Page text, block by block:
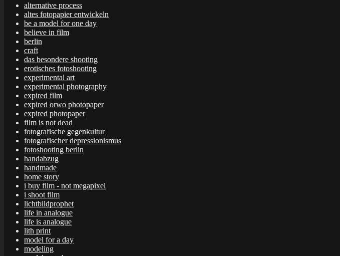
alternative process
altes fotopapier entwickeln
be a model for one day
believe in film
berlin
craft
das besondere shooting
erotisches fotoshooting
experimental art
experimental photography
expired film
expired orwo photopaper
expired photopaper
film is not dead
fotografische gegenkultur
fotografischer depressionismus
fotoshooting berlin
handabzug
handmade
home story
i buy film - not megapixel
i shoot film
lichtbildprophet
life in analogue
life is analogue
lith print
model for a day
modeling